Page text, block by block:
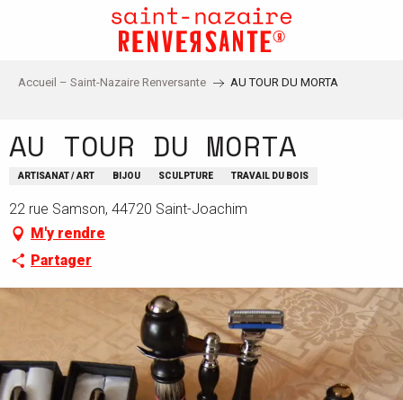
principal
Accueil – Saint-Nazaire Renversante AU TOUR DU MORTA
AU TOUR DU MORTA
ARTISANAT / ART BIJOU SCULPTURE TRAVAIL DU BOIS
22 rue Samson, 44720 Saint-Joachim
M'y rendre
Partager